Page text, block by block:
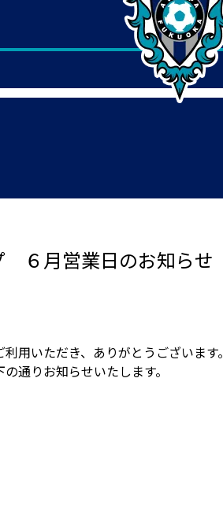
６月営業日のお知らせ
用いただき、ありがとうございます。
通りお知らせいたします。